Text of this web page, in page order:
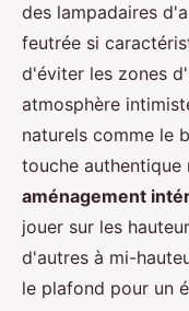
des lampadaires
feutrée si
d'éviter les zones
atmosphère
naturels comme le
touche authentique
aménagement
jouer sur les
d'autres à mi-
le plafond pour un